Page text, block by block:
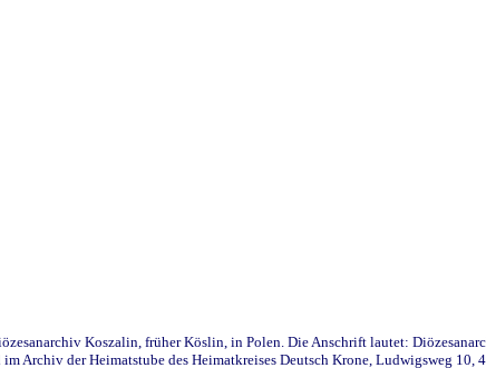
Koszalin, früher Köslin, in Polen. Die Anschrift lautet:
Archiv der Heimatstube des Heimatkreises Deutsch Krone, Ludwigsweg